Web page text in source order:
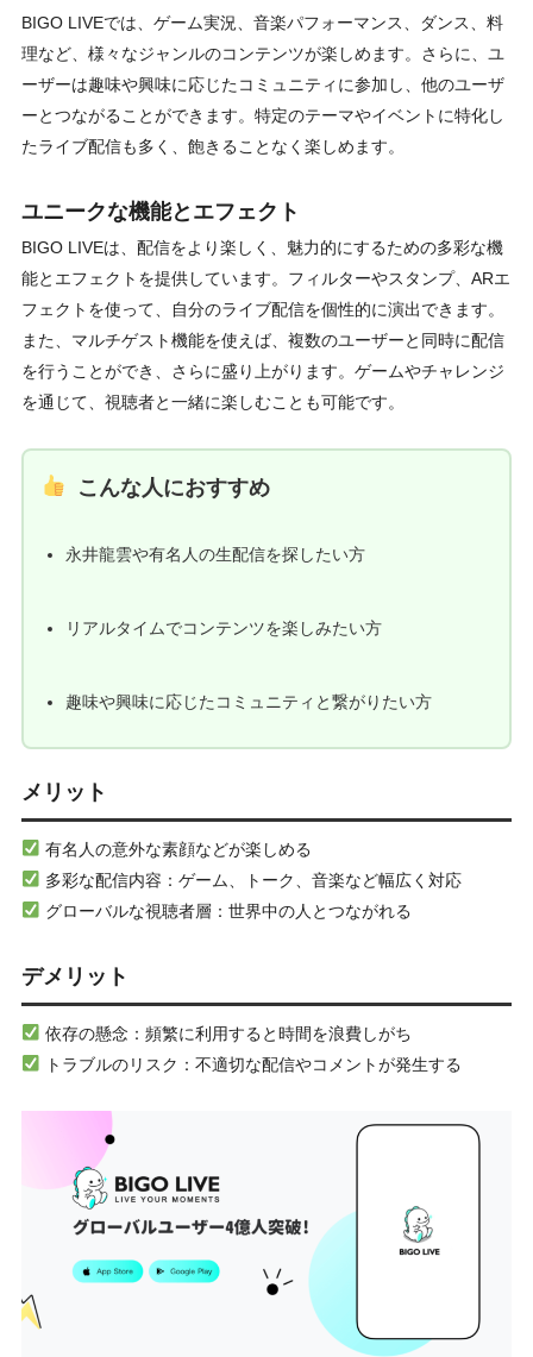
BIGO LIVEでは、ゲーム実況、音楽パフォーマンス、ダンス、料
理など、様々なジャンルのコンテンツが楽しめます。さらに、ユ
ーザーは趣味や興味に応じたコミュニティに参加し、他のユーザ
ーとつながることができます。特定のテーマやイベントに特化し
たライブ配信も多く、飽きることなく楽しめます。
ユニークな機能とエフェクト
BIGO LIVEは、配信をより楽しく、魅力的にするための多彩な機
能とエフェクトを提供しています。フィルターやスタンプ、ARエ
フェクトを使って、自分のライブ配信を個性的に演出できます。
また、マルチゲスト機能を使えば、複数のユーザーと同時に配信
を行うことができ、さらに盛り上がります。ゲームやチャレンジ
を通じて、視聴者と一緒に楽しむことも可能です。
こんな人におすすめ
永井龍雲や有名人の生配信を探したい方
リアルタイムでコンテンツを楽しみたい方
趣味や興味に応じたコミュニティと繋がりたい方
メリット
有名人の意外な素顔などが楽しめる
多彩な配信内容：ゲーム、トーク、音楽など幅広く対応
グローバルな視聴者層：世界中の人とつながれる
デメリット
依存の懸念：頻繁に利用すると時間を浪費しがち
トラブルのリスク：不適切な配信やコメントが発生する